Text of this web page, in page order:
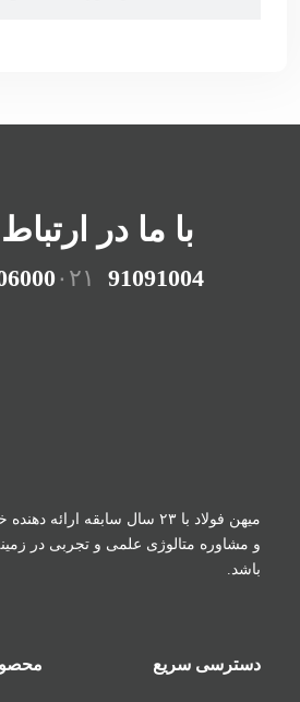
میهن فولاد با ۲۳ سال سابقه ارائه دهنده خدمات فروش
و مشاوره متالوژی علمی و تجربی در
باشد.
دسترسی سریع
با ما در
۰۲۱ 91091004